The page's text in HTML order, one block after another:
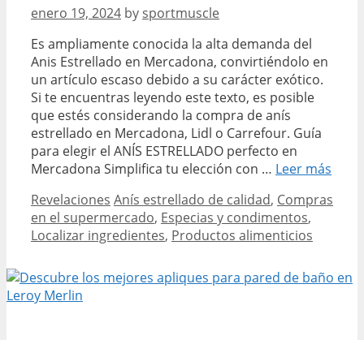
enero 19, 2024 by sportmuscle
Es ampliamente conocida la alta demanda del
Anis Estrellado en Mercadona, convirtiéndolo en
un artículo escaso debido a su carácter exótico.
Si te encuentras leyendo este texto, es posible
que estés considerando la compra de anís
estrellado en Mercadona, Lidl o Carrefour. Guía
para elegir el ANÍS ESTRELLADO perfecto en
Mercadona Simplifica tu elección con … Leer más
Categories
Revelaciones Tags
Anís estrellado de calidad, Compras
en el supermercado, Especias y condimentos,
Localizar ingredientes, Productos alimenticios